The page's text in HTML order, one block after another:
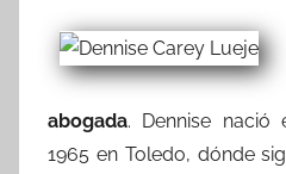
abogada. Dennise
1965 en Toledo, dónde